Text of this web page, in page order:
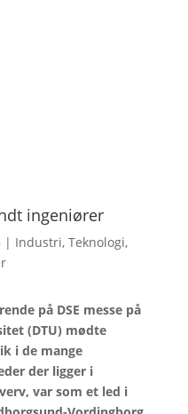
ingeniører
| Industri, Teknologi,
på DSE messe på
(DTU) mødte
i de mange
der ligger i
var som et led i